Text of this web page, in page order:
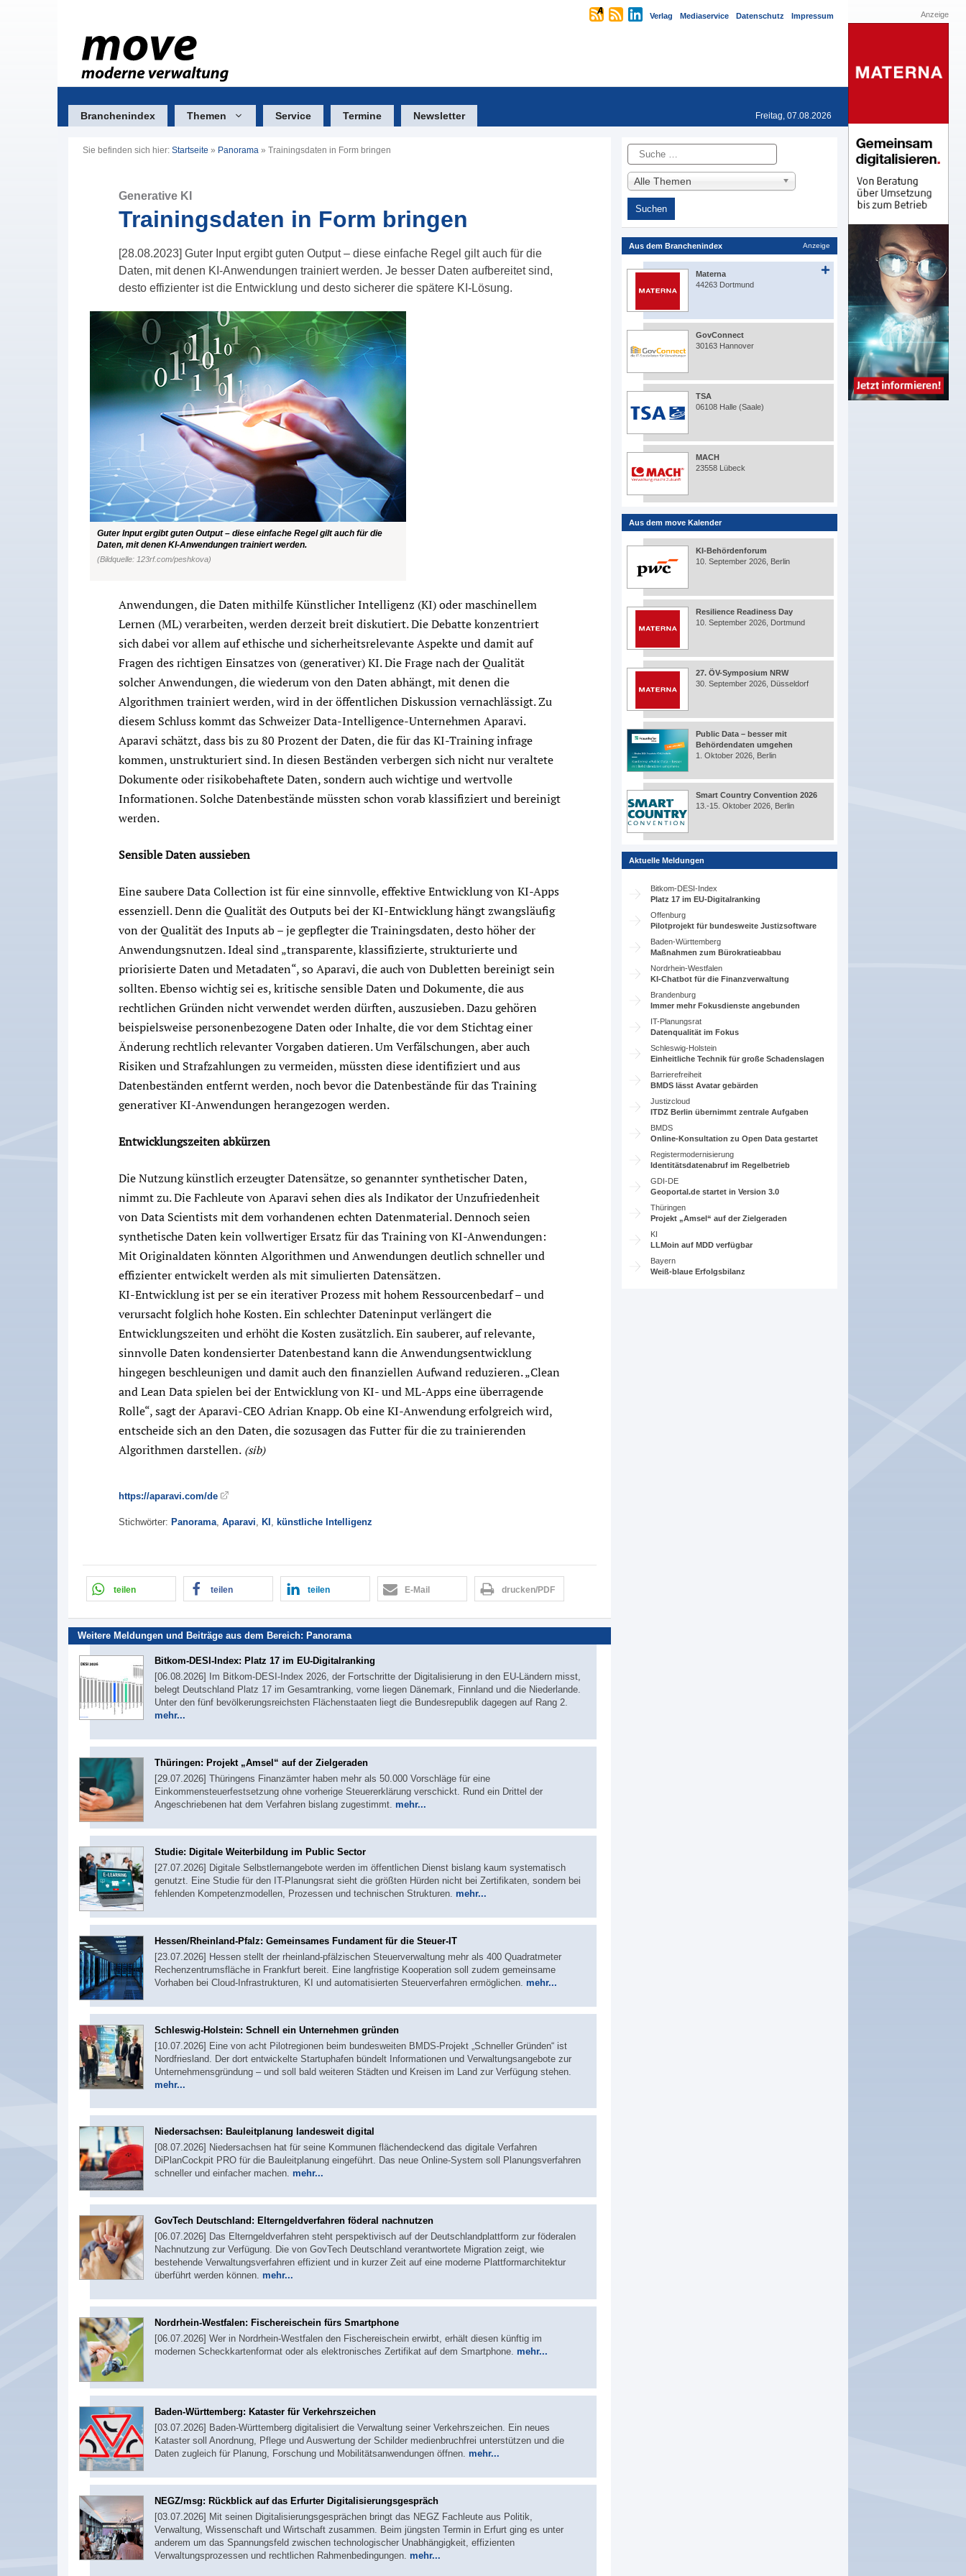
Verlag Mediaservice Datenschutz Impressum
Branchenindex Themen Service Termine Newsletter Freitag, 07.08.2026
Sie befinden sich hier: Startseite » Panorama » Trainingsdaten in Form bringen
Generative KI
Trainingsdaten in Form bringen
[28.08.2023] Guter Input ergibt guten Output – diese einfache Regel gilt auch für die
Daten, mit denen KI-Anwendungen trainiert werden. Je besser Daten aufbereitet sind,
desto effizienter ist die Entwicklung und desto sicherer die spätere KI-Lösung.
Guter Input ergibt guten Output – diese einfache Regel gilt auch für die
Daten, mit denen KI-Anwendungen trainiert werden.
(Bildquelle: 123rf.com/peshkova)
Anwendungen, die Daten mithilfe Künstlicher Intelligenz (KI) oder maschinellem
Lernen (ML) verarbeiten, werden derzeit breit diskutiert. Die Debatte konzentriert
sich dabei vor allem auf ethische und sicherheitsrelevante Aspekte und damit auf
Fragen des richtigen Einsatzes von (generativer) KI. Die Frage nach der Qualität
solcher Anwendungen, die wiederum von den Daten abhängt, mit denen die
Algorithmen trainiert werden, wird in der öffentlichen Diskussion vernachlässigt. Zu
diesem Schluss kommt das Schweizer Data-Intelligence-Unternehmen Aparavi.
Aparavi schätzt, dass bis zu 80 Prozent der Daten, die für das KI-Training infrage
kommen, unstrukturiert sind. In diesen Beständen verbergen sich nicht nur veraltete
Dokumente oder risikobehaftete Daten, sondern auch wichtige und wertvolle
Informationen. Solche Datenbestände müssten schon vorab klassifiziert und bereinigt
werden.
Sensible Daten aussieben
Eine saubere Data Collection ist für eine sinnvolle, effektive Entwicklung von KI-Apps
essenziell. Denn die Qualität des Outputs bei der KI-Entwicklung hängt zwangsläufig
von der Qualität des Inputs ab – je gepflegter die Trainingsdaten, desto höher der
Anwendungsnutzen. Ideal sind „transparente, klassifizierte, strukturierte und
priorisierte Daten und Metadaten“, so Aparavi, die auch von Dubletten bereinigt sein
sollten. Ebenso wichtig sei es, kritische sensible Daten und Dokumente, die aus
rechtlichen Gründen nicht verwendet werden dürften, auszusieben. Dazu gehören
beispielsweise personenbezogene Daten oder Inhalte, die vor dem Stichtag einer
Änderung rechtlich relevanter Vorgaben datieren. Um Verfälschungen, aber auch
Risiken und Strafzahlungen zu vermeiden, müssten diese identifiziert und aus
Datenbeständen entfernt werden, noch bevor die Datenbestände für das Training
generativer KI-Anwendungen herangezogen werden.
Entwicklungszeiten abkürzen
Die Nutzung künstlich erzeugter Datensätze, so genannter synthetischer Daten,
nimmt zu. Die Fachleute von Aparavi sehen dies als Indikator der Unzufriedenheit
von Data Scientists mit dem vorhandenen echten Datenmaterial. Dennoch seien
synthetische Daten kein vollwertiger Ersatz für das Training von KI-Anwendungen:
Mit Originaldaten könnten Algorithmen und Anwendungen deutlich schneller und
effizienter entwickelt werden als mit simulierten Datensätzen.
KI-Entwicklung ist per se ein iterativer Prozess mit hohem Ressourcenbedarf – und
verursacht folglich hohe Kosten. Ein schlechter Dateninput verlängert die
Entwicklungszeiten und erhöht die Kosten zusätzlich. Ein sauberer, auf relevante,
sinnvolle Daten kondensierter Datenbestand kann die Anwendungsentwicklung
hingegen beschleunigen und damit auch den finanziellen Aufwand reduzieren. „Clean
and Lean Data spielen bei der Entwicklung von KI- und ML-Apps eine überragende
Rolle“, sagt der Aparavi-CEO Adrian Knapp. Ob eine KI-Anwendung erfolgreich wird,
entscheide sich an den Daten, die sozusagen das Futter für die zu trainierenden
Algorithmen darstellen. (sib)
https://aparavi.com/de
Stichwörter: Panorama Aparavi KI künstliche Intelligenz
teilen teilen teilen E-Mail drucken/PDF
Weitere Meldungen und Beiträge aus dem Bereich: Panorama
Bitkom-DESI-Index: Platz 17 im EU-Digitalranking
[06.08.2026] Im Bitkom-DESI-Index 2026, der Fortschritte der Digitalisierung in den EU-Ländern misst,
belegt Deutschland Platz 17 im Gesamtranking, vorne liegen Dänemark, Finnland und die Niederlande.
Unter den fünf bevölkerungsreichsten Flächenstaaten liegt die Bundesrepublik dagegen auf Rang 2.
mehr...
Thüringen: Projekt „Amsel“ auf der Zielgeraden
[29.07.2026] Thüringens Finanzämter haben mehr als 50.000 Vorschläge für eine
Einkommensteuerfestsetzung ohne vorherige Steuererklärung verschickt. Rund ein Drittel der
Angeschriebenen hat dem Verfahren bislang zugestimmt. mehr...
Studie: Digitale Weiterbildung im Public Sector
[27.07.2026] Digitale Selbstlernangebote werden im öffentlichen Dienst bislang kaum systematisch
genutzt. Eine Studie für den IT-Planungsrat sieht die größten Hürden nicht bei Zertifikaten, sondern bei
fehlenden Kompetenzmodellen, Prozessen und technischen Strukturen. mehr...
Hessen/Rheinland-Pfalz: Gemeinsames Fundament für die Steuer-IT
[23.07.2026] Hessen stellt der rheinland-pfälzischen Steuerverwaltung mehr als 400 Quadratmeter
Rechenzentrumsfläche in Frankfurt bereit. Eine langfristige Kooperation soll zudem gemeinsame
Vorhaben bei Cloud-Infrastrukturen, KI und automatisierten Steuerverfahren ermöglichen. mehr...
Schleswig-Holstein: Schnell ein Unternehmen gründen
[10.07.2026] Eine von acht Pilotregionen beim bundesweiten BMDS-Projekt „Schneller Gründen“ ist
Nordfriesland. Der dort entwickelte Startuphafen bündelt Informationen und Verwaltungsangebote zur
Unternehmensgründung – und soll bald weiteren Städten und Kreisen im Land zur Verfügung stehen.
mehr...
Niedersachsen: Bauleitplanung landesweit digital
[08.07.2026] Niedersachsen hat für seine Kommunen flächendeckend das digitale Verfahren
DiPlanCockpit PRO für die Bauleitplanung eingeführt. Das neue Online-System soll Planungsverfahren
schneller und einfacher machen. mehr...
GovTech Deutschland: Elterngeldverfahren föderal nachnutzen
[06.07.2026] Das Elterngeldverfahren steht perspektivisch auf der Deutschlandplattform zur föderalen
Nachnutzung zur Verfügung. Die von GovTech Deutschland verantwortete Migration zeigt, wie
bestehende Verwaltungsverfahren effizient und in kurzer Zeit auf eine moderne Plattformarchitektur
überführt werden können. mehr...
Nordrhein-Westfalen: Fischereischein fürs Smartphone
[06.07.2026] Wer in Nordrhein-Westfalen den Fischereischein erwirbt, erhält diesen künftig im
modernen Scheckkartenformat oder als elektronisches Zertifikat auf dem Smartphone. mehr...
Baden-Württemberg: Kataster für Verkehrszeichen
[03.07.2026] Baden-Württemberg digitalisiert die Verwaltung seiner Verkehrszeichen. Ein neues
Kataster soll Anordnung, Pflege und Auswertung der Schilder medienbruchfrei unterstützen und die
Daten zugleich für Planung, Forschung und Mobilitätsanwendungen öffnen. mehr...
NEGZ/msg: Rückblick auf das Erfurter Digitalisierungsgespräch
[03.07.2026] Mit seinen Digitalisierungsgesprächen bringt das NEGZ Fachleute aus Politik,
Verwaltung, Wissenschaft und Wirtschaft zusammen. Beim jüngsten Termin in Erfurt ging es unter
anderem um das Spannungsfeld zwischen technologischer Unabhängigkeit, effizienten
Verwaltungsprozessen und rechtlichen Rahmenbedingungen. mehr...
Suche
Alle Themen
Aus dem Branchenindex Anzeige
Materna
44263 Dortmund
GovConnect
30163 Hannover
TSA
06108 Halle (Saale)
MACH
23558 Lübeck
Aus dem move Kalender
KI-Behördenforum
10. September 2026, Berlin
Resilience Readiness Day
10. September 2026, Dortmund
27. ÖV-Symposium NRW
30. September 2026, Düsseldorf
Public Data – besser mit
Behördendaten umgehen
1. Oktober 2026, Berlin
Smart Country Convention 2026
13.-15. Oktober 2026, Berlin
Aktuelle Meldungen
Bitkom-DESI-Index
Platz 17 im EU-Digitalranking
Offenburg
Pilotprojekt für bundesweite Justizsoftware
Baden-Württemberg
Maßnahmen zum Bürokratieabbau
Nordrhein-Westfalen
KI-Chatbot für die Finanzverwaltung
Brandenburg
Immer mehr Fokusdienste angebunden
IT-Planungsrat
Datenqualität im Fokus
Schleswig-Holstein
Einheitliche Technik für große Schadenslagen
Barrierefreiheit
BMDS lässt Avatar gebärden
Justizcloud
ITDZ Berlin übernimmt zentrale Aufgaben
BMDS
Online-Konsultation zu Open Data gestartet
Registermodernisierung
Identitätsdatenabruf im Regelbetrieb
GDI-DE
Geoportal.de startet in Version 3.0
Thüringen
Projekt „Amsel“ auf der Zielgeraden
KI
LLMoin auf MDD verfügbar
Bayern
Weiß-blaue Erfolgsbilanz
Anzeige